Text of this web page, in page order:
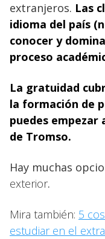
extranjeros. Las
idioma del país
conocer y
proceso
La gratuidad
la formación de
puedes empezar
de Tromso.
Hay muchas
exterior.
Mira también: 5
estudiar en el